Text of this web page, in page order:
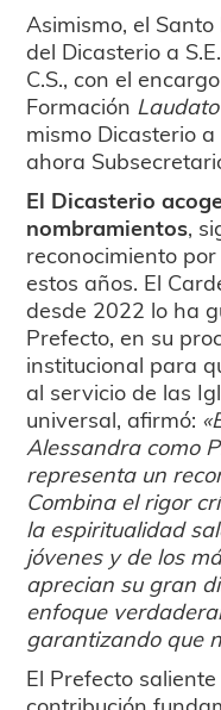
Asimismo, el
del Dicasterio a
C.S., con el
Formación Laudato
mismo Dicasterio
ahora
El Dicasterio
nombramientos,
reconocimiento
estos años. El
desde 2022 lo ha
Prefecto, en su
institucional para
al servicio de las
universal, afirmó:
Alessandra como
representa un
Combina el rigor
la espiritualidad
jóvenes y de los
aprecian su gran
enfoque
garantizando que
El Prefecto